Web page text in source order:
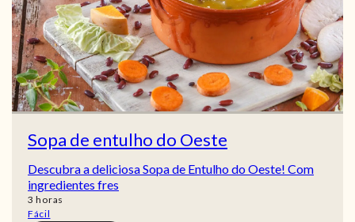
Sopa de entulho do Oeste
Descubra a deliciosa Sopa de Entulho do Oeste! Com
ingredientes fres
3 horas
horas
Fácil